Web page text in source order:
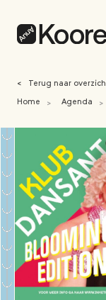
<
Terug naar
Home
> Agenda >